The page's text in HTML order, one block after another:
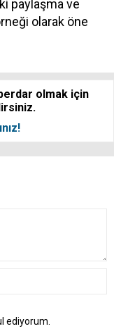
paylaşma ve
olarak öne
olmak için
ediyorum.